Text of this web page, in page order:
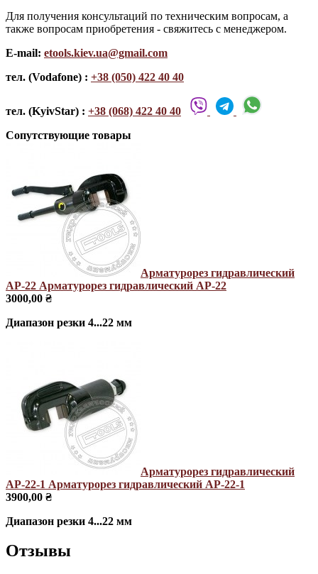
Для получения консультаций по техническим вопросам, а
также вопросам приобретения - свяжитесь с менеджером.
E-mail: etools.kiev.ua@gmail.com
тел. (Vodafone) : +38 (050) 422 40 40
тел. (KyivStar) : +38 (068) 422 40 40
Сопутствующие товары
Арматурорез гидравлический
АР-22 Арматурорез гидравлический АР-22
3000,00 ₴
Диапазон резки 4...22 мм
Арматурорез гидравлический
АР-22-1 Арматурорез гидравлический АР-22-1
3900,00 ₴
Диапазон резки 4...22 мм
Отзывы